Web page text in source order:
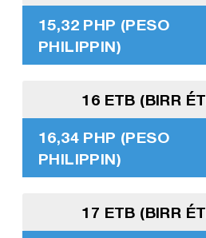
15,32 PHP (PESO
PHILIPPIN)
16 ETB (BIRR
16,34 PHP (PESO
PHILIPPIN)
17 ETB (BIRR